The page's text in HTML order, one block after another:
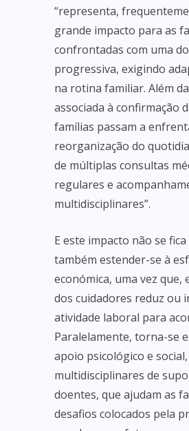
“representa,
grande impacto para as
confrontadas com uma
progressiva, exigindo
na rotina familiar. Além
associada à confirmação
famílias passam a
reorganização do
de múltiplas consultas
regulares e
multidisciplinares”.
E este impacto não se
também estender-se à
económica, uma vez que,
dos cuidadores reduz ou
atividade laboral para
Paralelamente, torna-se
apoio psicológico e
multidisciplinares de
doentes, que ajudam as
desafios colocados pela